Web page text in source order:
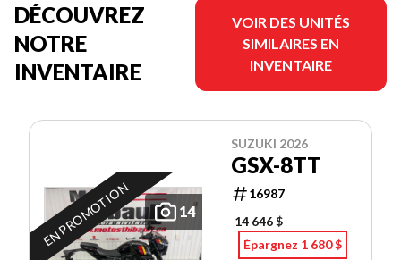
DÉCOUVREZ
NOTRE
INVENTAIRE
VOIR DES UNITÉS
SIMILAIRES EN
INVENTAIRE
14
EN PROMOTION
SUZUKI 2026
GSX-8TT
16987
14 646 $
Épargnez 1 680 $